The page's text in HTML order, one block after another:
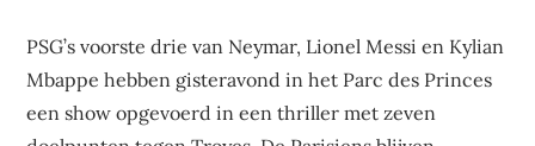
PSG’s voorste drie van Neymar, Lionel Messi en Kylian
Mbappe hebben gisteravond in het Parc des Princes
een show opgevoerd in een thriller met zeven